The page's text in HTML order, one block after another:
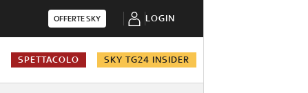
OFFERTE SKY LOGIN
SPETTACOLO SKY TG24 INSIDER